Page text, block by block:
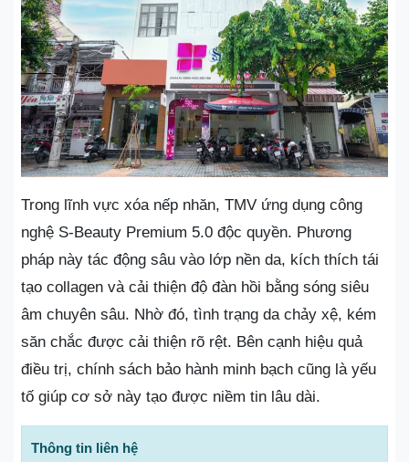
Trong lĩnh vực xóa nếp nhăn, TMV ứng dụng công
nghệ S-Beauty Premium 5.0 độc quyền. Phương
pháp này tác động sâu vào lớp nền da, kích thích tái
tạo collagen và cải thiện độ đàn hồi bằng sóng siêu
âm chuyên sâu. Nhờ đó, tình trạng da chảy xệ, kém
săn chắc được cải thiện rõ rệt. Bên cạnh hiệu quả
điều trị, chính sách bảo hành minh bạch cũng là yếu
tố giúp cơ sở này tạo được niềm tin lâu dài.
Thông tin liên hệ